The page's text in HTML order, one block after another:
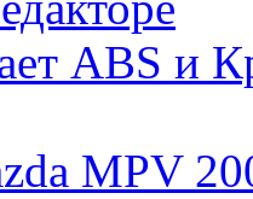
ABS и
MPV